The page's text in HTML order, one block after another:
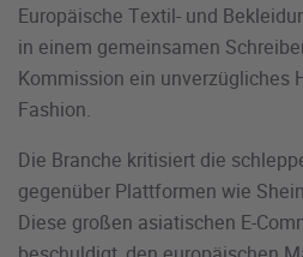
Europäische Textil- und
in einem gemeinsamen
Kommission ein unverzügliches
Fashion.
Die Branche kritisiert die
gegenüber Plattformen wie
Diese großen asiatischen E-